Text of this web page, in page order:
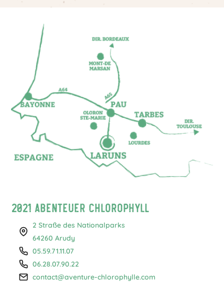
2021 Abenteuer Chlorophyll
2 Straße des Nationalparks
64260 Arudy
05.59.71.11.07
06.28.07.90.22
contact@aventure-chlorophylle.com